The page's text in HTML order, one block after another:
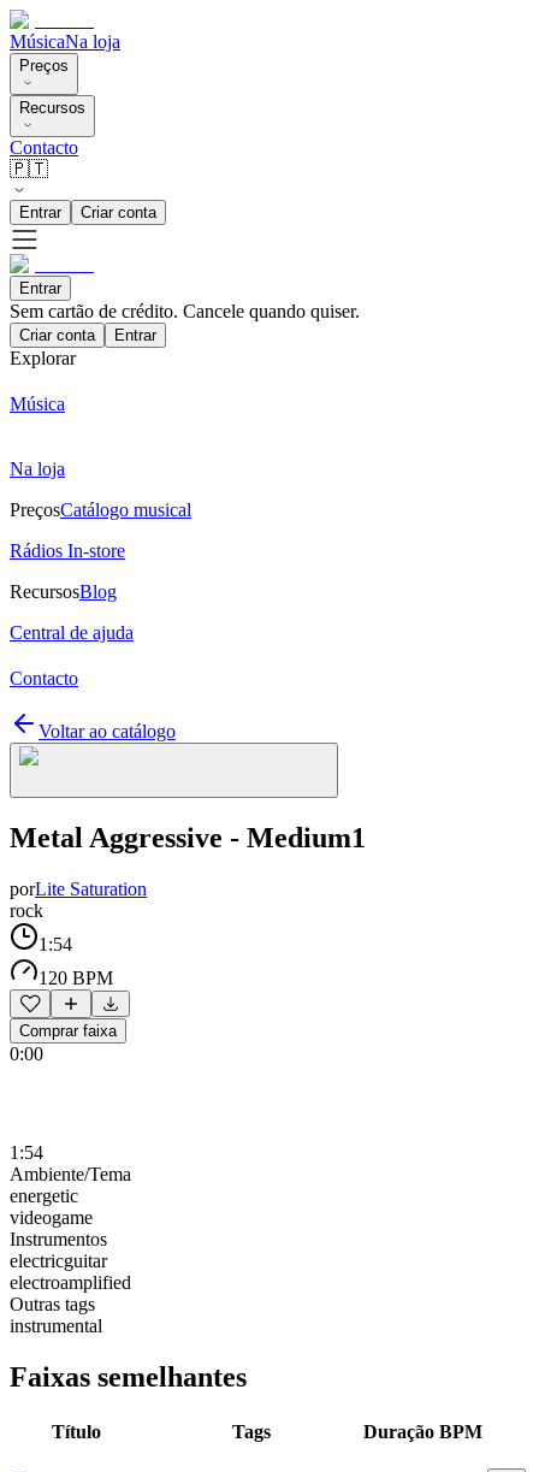
MúsicaNa loja
Preços
Recursos
Contacto
🇵🇹
Entrar Criar conta
Entrar
Sem cartão de crédito. Cancele quando quiser.
Criar conta Entrar
Explorar
Música
Na loja
PreçosCatálogo musical
Rádios In-store
RecursosBlog
Central de ajuda
Contacto
Voltar ao catálogo
Metal Aggressive - Medium1
porLite Saturation
rock
1:54
120 BPM
Comprar faixa
0:00
1:54
Ambiente/Tema
energetic
videogame
Instrumentos
electricguitar
electroamplified
Outras tags
instrumental
Faixas semelhantes
Título Tags Duração BPM